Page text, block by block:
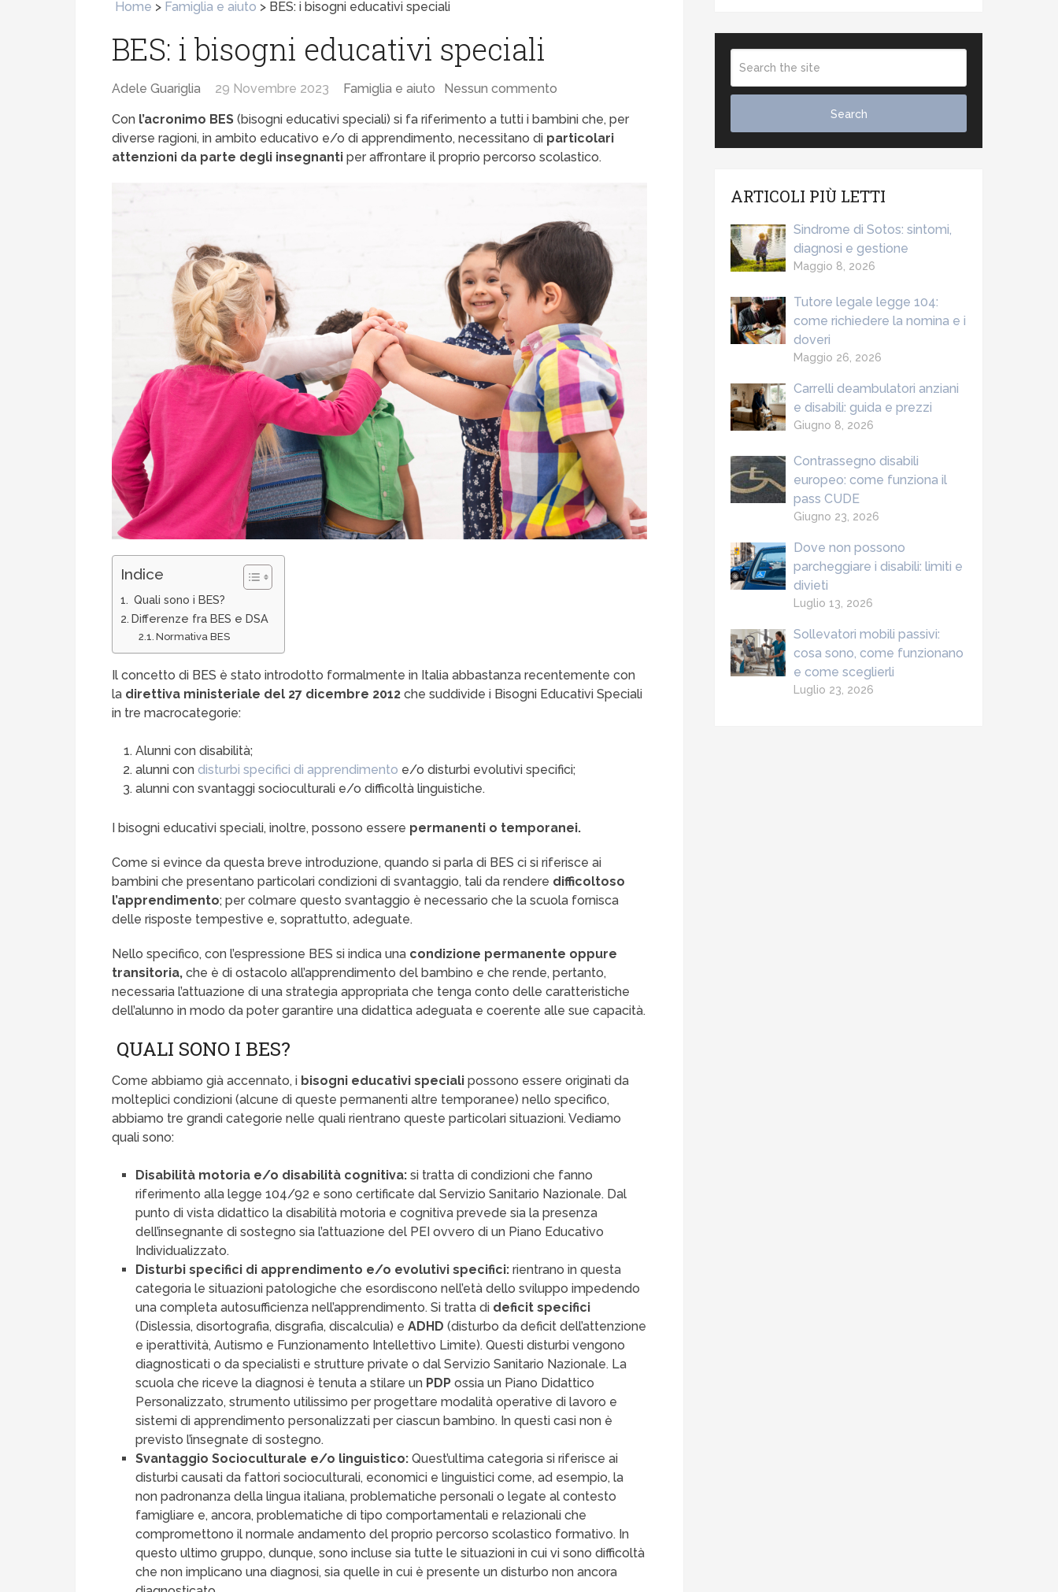
Home > Famiglia e aiuto > BES: i bisogni educativi speciali
BES: i bisogni educativi speciali
Adele Guariglia 29 Novembre 2023 Famiglia e aiuto Nessun commento
Con l’acronimo BES (bisogni educativi speciali) si fa riferimento a tutti i bambini che, per
diverse ragioni, in ambito educativo e/o di apprendimento, necessitano di particolari
attenzioni da parte degli insegnanti per affrontare il proprio percorso scolastico.
Indice
Quali sono i BES?
Differenze fra BES e DSA
Normativa BES
Il concetto di BES è stato introdotto formalmente in Italia abbastanza recentemente con
la direttiva ministeriale del 27 dicembre 2012che suddivide i Bisogni Educativi Speciali
in tre macrocategorie:
Alunni con disabilità;
alunni condisturbi specifici di apprendimento e/o disturbi evolutivi specifici;
alunni con svantaggi socioculturali e/o difficoltà linguistiche.
I bisogni educativi speciali, inoltre, possono essere permanenti o temporanei.
Come si evince da questa breve introduzione, quando si parla di BES ci si riferisce ai
bambini che presentano particolari condizioni di svantaggio, tali da rendere difficoltoso
l’apprendimento; per colmare questo svantaggio è necessario che la scuola fornisca
delle risposte tempestive e, soprattutto, adeguate.
Nello specifico, con l’espressione BES si indica una condizione permanente oppure
transitoria, che è di ostacolo all’apprendimento del bambino e che rende, pertanto,
necessaria l’attuazione di una strategia appropriata che tenga conto delle caratteristiche
dell’alunno in modo da poter garantire una didattica adeguata e coerente alle sue capacità.
QUALI SONO I BES?
Come abbiamo già accennato, i bisogni educativi speciali possono essere originati da
molteplici condizioni (alcune di queste permanenti altre temporanee) nello specifico,
abbiamo tre grandi categorie nelle quali rientrano queste particolari situazioni. Vediamo
quali sono:
Disabilità motoria e/o disabilità cognitiva: si tratta di condizioni che fanno
riferimento alla legge 104/92 e sono certificate dal Servizio Sanitario Nazionale. Dal
punto di vista didattico la disabilità motoria e cognitiva prevede sia la presenza
dell’insegnante di sostegno sia l’attuazione del PEI ovvero di un Piano Educativo
Individualizzato.
Disturbi specifici di apprendimento e/o evolutivi specifici: rientrano in questa
categoria le situazioni patologiche che esordiscono nell’età dello sviluppo impedendo
una completa autosufficienza nell’apprendimento. Si tratta di deficit specifici
(Dislessia, disortografia, disgrafia, discalculia) eADHD(disturbo da deficit dell’attenzione
e iperattività, Autismo e Funzionamento Intellettivo Limite). Questi disturbi vengono
diagnosticati o da specialisti e strutture private o dal Servizio Sanitario Nazionale. La
scuola che riceve la diagnosi è tenuta a stilare un PDP ossia un Piano Didattico
Personalizzato, strumento utilissimo per progettare modalità operative di lavoro e
sistemi di apprendimento personalizzati per ciascun bambino. In questi casi non è
previsto l’insegnate di sostegno.
Svantaggio Socioculturale e/o linguistico: Quest’ultima categoria si riferisce ai
disturbi causati da fattori socioculturali, economici e linguistici come, ad esempio, la
non padronanza della lingua italiana, problematiche personali o legate al contesto
famigliare e, ancora, problematiche di tipo comportamentali e relazionali che
compromettono il normale andamento del proprio percorso scolastico formativo. In
questo ultimo gruppo, dunque, sono incluse sia tutte le situazioni in cui vi sono difficoltà
che non implicano una diagnosi, sia quelle in cui è presente un disturbo non ancora
ARTICOLI PIÙ LETTI
Sindrome di Sotos: sintomi,
diagnosi e gestione
Maggio 8, 2026
Tutore legale legge 104:
come richiedere la nomina e i
doveri
Maggio 26, 2026
Carrelli deambulatori anziani
e disabili: guida e prezzi
Giugno 8, 2026
Contrassegno disabili
europeo: come funziona il
pass CUDE
Giugno 23, 2026
Dove non possono
parcheggiare i disabili: limiti e
divieti
Luglio 13, 2026
Sollevatori mobili passivi:
cosa sono, come funzionano
e come sceglierli
Luglio 23, 2026